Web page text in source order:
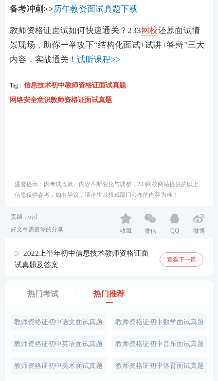
备考冲刺>>历年教资面试真题下载
教师资格证面试如何快速通关？233网校还原面试情
景现场，助你一举攻下“结构化面试+试讲+答辩”三大
内容，实战通关！试听课程>>
Tag： 信息技术初中教师资格证面试真题
网络安全意识教师资格证面试真题
温馨提示：因考试政策、内容不断变化与调整，233网校网站提供的以上
信息仅供参考，如有异议，请考生以权威部门公布的内容为准！
责编：oyjl
好文章需要你的分享
收藏 微信 QQ 微博
2022上半年初中信息技术教师资格证面
试真题及答案
查看下一篇
热门考试 热门推荐
教师资格证初中语文面试真题 教师资格证初中数学面试真题
教师资格证初中英语面试真题 教师资格证初中音乐面试真题
教师资格证初中美术面试真题 教师资格证初中体育面试真题